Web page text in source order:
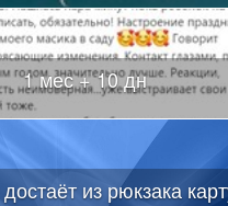
1 мес + 10 дн
из рюкзака